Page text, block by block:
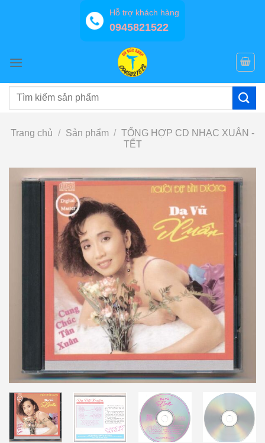
Hỗ trợ khách hàng
0945821522
Tìm
Trang chủ / Sản phẩm / TỔNG HỢP CD NHẠC XUÂN -
TẾT